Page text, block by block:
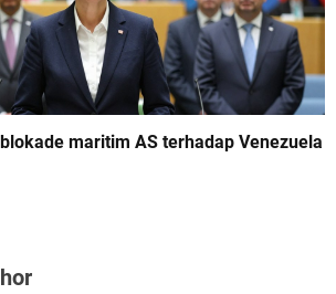
maritim AS terhadap Venezuela